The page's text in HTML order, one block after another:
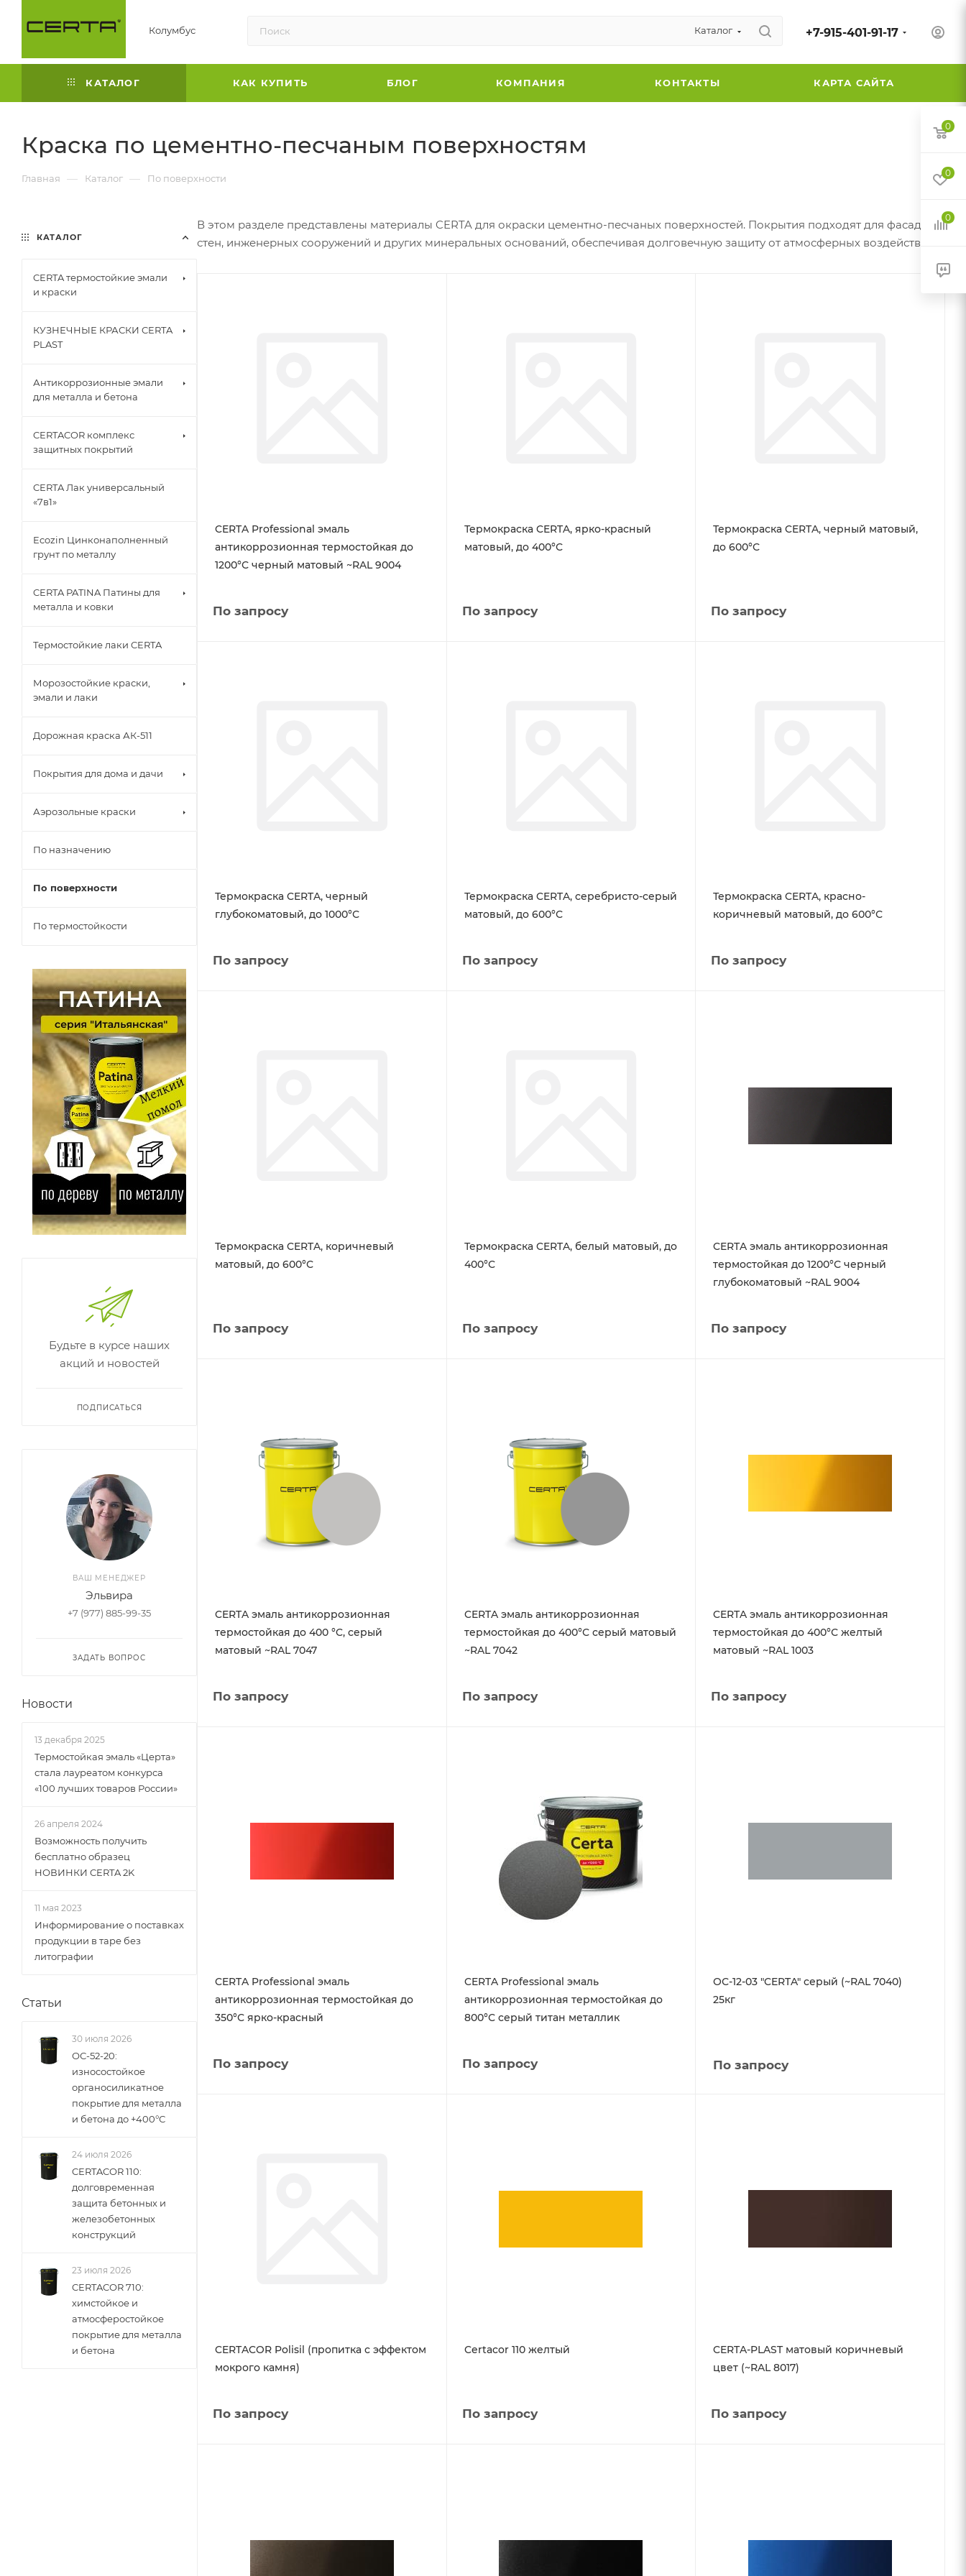
Колумбус Каталог +7-915-401-91-17
КАТАЛОГ КАК КУПИТЬ БЛОГ КОМПАНИЯ КОНТАКТЫ КАРТА САЙТА
Краска по цементно-песчаным поверхностям
Главная — Каталог — По поверхности
В этом разделе представлены материалы CERTA для окраски цементно-песчаных поверхностей. Покрытия подходят для фасадов,
стен, инженерных сооружений и других минеральных оснований, обеспечивая долговечную защиту от атмосферных воздействий.
CERTA Professional эмаль
антикоррозионная термостойкая до
1200°С черный матовый ~RAL 9004
По запросу
Термокраска CERTA, ярко-красный
матовый, до 400°С
По запросу
Термокраска CERTA, черный матовый,
до 600°С
По запросу
Термокраска CERTA, черный
глубокоматовый, до 1000°С
По запросу
Термокраска CERTA, серебристо-серый
матовый, до 600°С
По запросу
Термокраска CERTA, красно-
коричневый матовый, до 600°С
По запросу
Термокраска CERTA, коричневый
матовый, до 600°С
По запросу
Термокраска CERTA, белый матовый, до
400°С
По запросу
CERTA эмаль антикоррозионная
термостойкая до 1200°С черный
глубокоматовый ~RAL 9004
По запросу
CERTA эмаль антикоррозионная
термостойкая до 400 °C, серый
матовый ~RAL 7047
По запросу
CERTA эмаль антикоррозионная
термостойкая до 400°С серый матовый
~RAL 7042
По запросу
CERTA эмаль антикоррозионная
термостойкая до 400°С желтый
матовый ~RAL 1003
По запросу
CERTA Professional эмаль
антикоррозионная термостойкая до
350°С ярко-красный
По запросу
CERTA Professional эмаль
антикоррозионная термостойкая до
800°С серый титан металлик
По запросу
ОС-12-03 "CERTA" серый (~RAL 7040)
25кг
По запросу
CERTACOR Polisil (пропитка с эффектом
мокрого камня)
По запросу
Certacor 110 желтый
По запросу
CERTA-PLAST матовый коричневый
цвет (~RAL 8017)
По запросу
КАТАЛОГ
CERTA термостойкие эмали
и краски
КУЗНЕЧНЫЕ КРАСКИ CERTA
PLAST
Антикоррозионные эмали
для металла и бетона
CERTACOR комплекс
защитных покрытий
CERTA Лак универсальный
«7в1»
Ecozin Цинконаполненный
грунт по металлу
CERTA PATINA Патины для
металла и ковки
Термостойкие лаки CERTA
Морозостойкие краски,
эмали и лаки
Дорожная краска АК-511
Покрытия для дома и дачи
Аэрозольные краски
По назначению
По поверхности
По термостойкости
Будьте в курсе наших
акций и новостей
ПОДПИСАТЬСЯ
ВАШ МЕНЕДЖЕР
Эльвира
+7 (977) 885-99-35
ЗАДАТЬ ВОПРОС
Новости
13 декабря 2025
Термостойкая эмаль «Церта»
стала лауреатом конкурса
«100 лучших товаров России»
26 апреля 2024
Возможность получить
бесплатно образец
НОВИНКИ CERTA 2K
11 мая 2023
Информирование о поставках
продукции в таре без
литографии
Статьи
30 июля 2026
ОС-52-20:
износостойкое
органосиликатное
покрытие для металла
и бетона до +400°С
24 июля 2026
CERTACOR 110:
долговременная
защита бетонных и
железобетонных
конструкций
23 июля 2026
CERTACOR 710:
химстойкое и
атмосферостойкое
покрытие для металла
и бетона
0
0
0